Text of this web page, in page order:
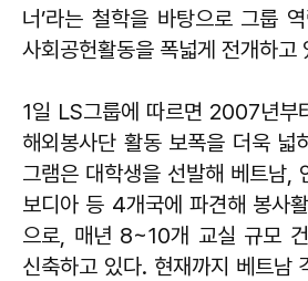
너’라는 철학을 바탕으로 그룹
사회공헌활동을 폭넓게 전개하고
1일 LS그룹에 따르면 2007년부
해외봉사단 활동 보폭을 더욱 넓
그램은 대학생을 선발해 베트남,
보디아 등 4개국에 파견해 봉사
으로, 매년 8~10개 교실 규모
신축하고 있다. 현재까지 베트남